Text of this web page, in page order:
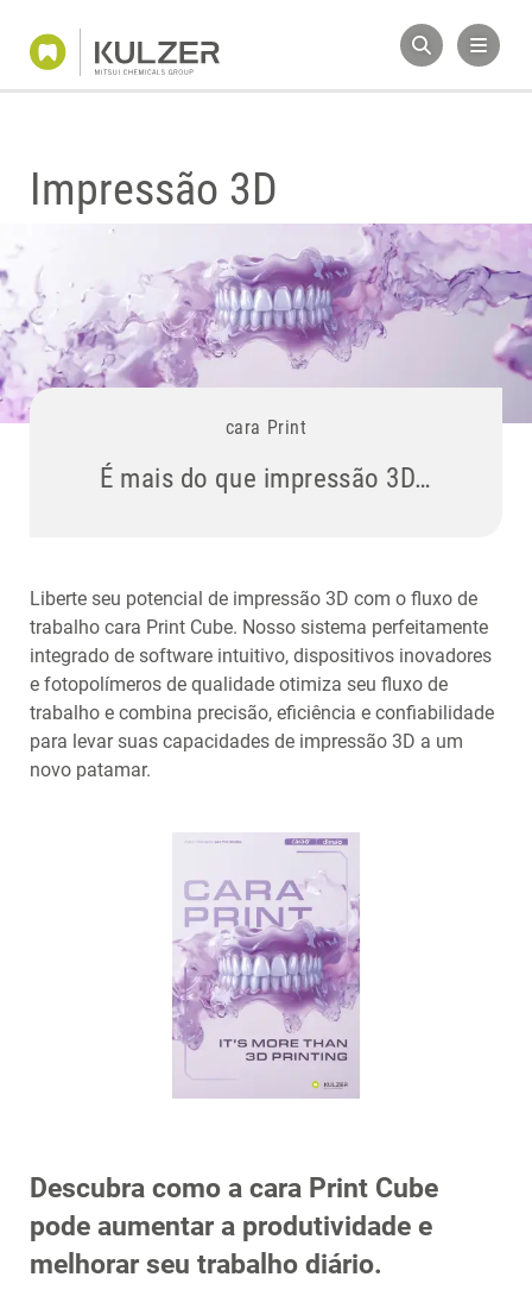
Impressão 3D
cara Print
É mais do que impressão 3D…
Liberte seu potencial de impressão 3D com o fluxo de
trabalho cara Print Cube. Nosso sistema perfeitamente
integrado de software intuitivo, dispositivos inovadores
e fotopolímeros de qualidade otimiza seu fluxo de
trabalho e combina precisão, eficiência e confiabilidade
para levar suas capacidades de impressão 3D a um
novo patamar.
Descubra como a cara Print Cube
pode aumentar a produtividade e
melhorar seu trabalho diário.